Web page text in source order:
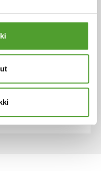
muun muassa
täyteaineet,
Löydä lisää tuotteita